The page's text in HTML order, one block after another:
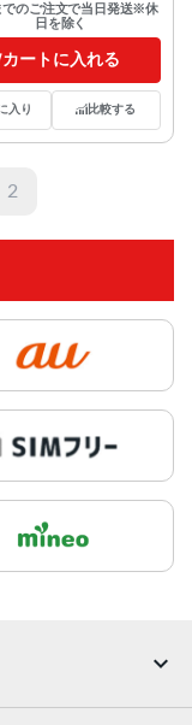
でのご注文で当日発送※休
日を除く
カートに入れる
入り 比較する
2